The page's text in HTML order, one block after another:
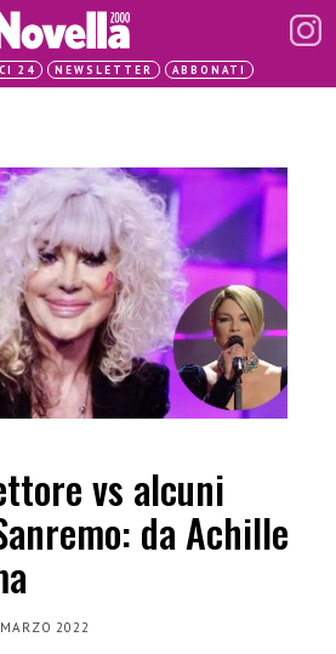
24 NEWSLETTER ABBONATI
vs alcuni
da Achille
2022